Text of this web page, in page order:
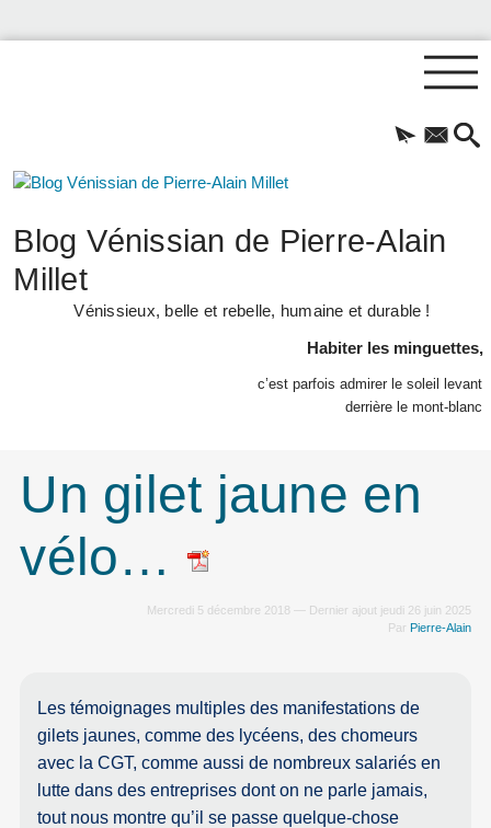
Blog Vénissian de Pierre-Alain
Millet
Vénissieux, belle et rebelle, humaine et durable !
Habiter les minguettes,
c’est parfois admirer le soleil levant
derrière le mont-blanc
Un gilet jaune en
vélo…
Mercredi 5 décembre 2018 — Dernier ajout jeudi 26 juin 2025
Par Pierre-Alain
Les témoignages multiples des manifestations de
gilets jaunes, comme des lycéens, des chomeurs
avec la CGT, comme aussi de nombreux salariés en
lutte dans des entreprises dont on ne parle jamais,
tout nous montre qu’il se passe quelque-chose